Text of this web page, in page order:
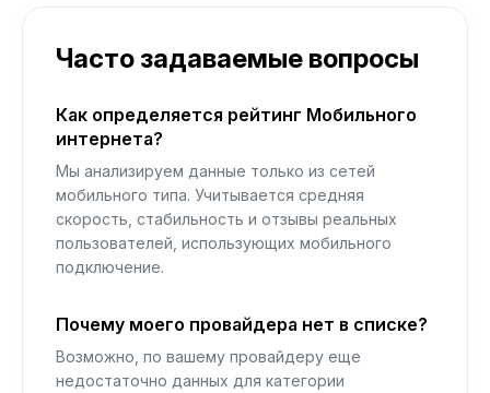
Часто задаваемые вопросы
Как определяется рейтинг Мобильного
интернета?
Мы анализируем данные только из сетей
мобильного типа. Учитывается средняя
скорость, стабильность и отзывы реальных
пользователей, использующих мобильного
подключение.
Почему моего провайдера нет в списке?
Возможно, по вашему провайдеру еще
недостаточно данных для категории